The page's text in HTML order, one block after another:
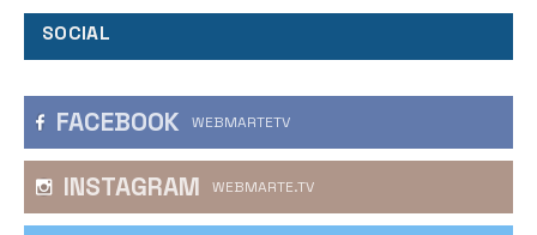
SOCIAL
FACEBOOK WEBMARTETV
INSTAGRAM WEBMARTE.TV